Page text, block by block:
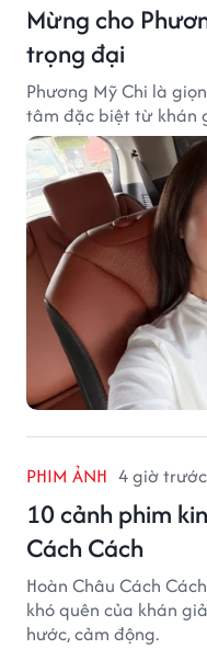
Mừng cho
trọng đại
Phương Mỹ Chi là
tâm đặc biệt từ khán
PHIM ẢNH 4 giờ trước
10 cảnh phim
Cách Cách
Hoàn Châu Cách
khó quên của khán
hước, cảm động.